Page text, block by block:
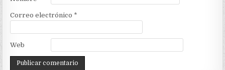
Correo electrónico *
Web